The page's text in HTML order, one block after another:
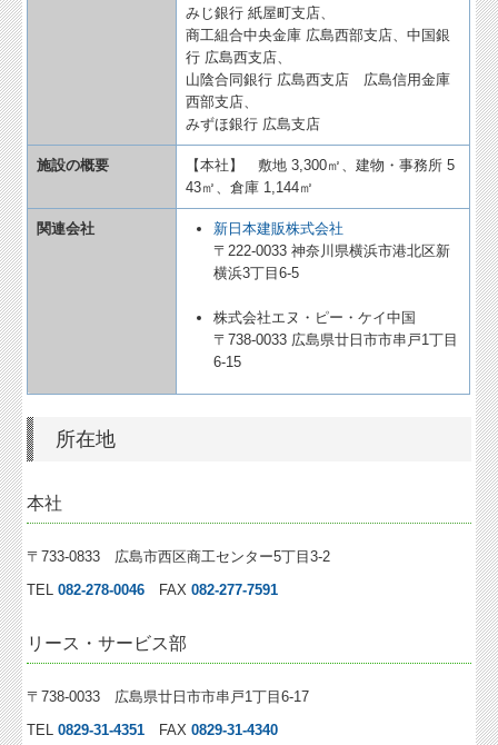
みじ銀行 紙屋町支店、
商工組合中央金庫 広島西部支店、中国銀
行 広島西支店、
山陰合同銀行 広島西支店 広島信用金庫
西部支店、
みずほ銀行 広島支店
施設の概要
【本社】 敷地 3,300㎡、建物・事務所 5
43㎡、倉庫 1,144㎡
関連会社
新日本建販株式会社
〒222-0033 神奈川県横浜市港北区新
横浜3丁目6-5
株式会社エヌ・ピー・ケイ中国
〒738-0033 広島県廿日市市串戸1丁目
6-15
所在地
本社
〒733-0833 広島市西区商工センター5丁目3-2
TEL
082-278-0046 FAX082-277-7591
リース・サービス部
〒738-0033 広島県廿日市市串戸1丁目6-17
TEL
0829-31-4351 FAX0829-31-4340